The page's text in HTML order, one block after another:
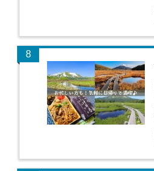
8